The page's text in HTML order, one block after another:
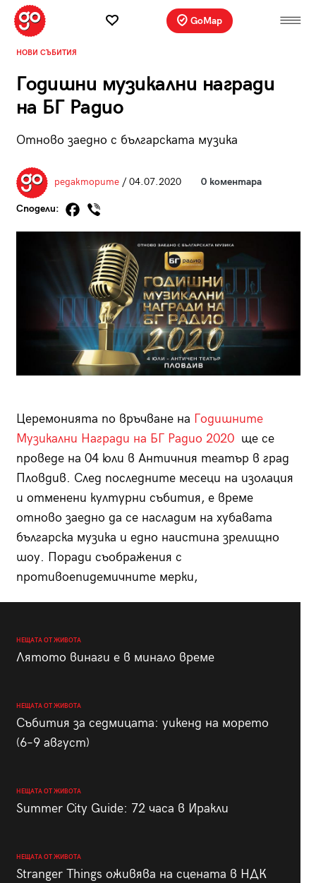
GoMap
НОВИ СЪБИТИЯ
Годишни музикални награди
на БГ Радио
Отново заедно с българската музика
редакторите/ 04.07.2020 0 коментара
Сподели:
Церемонията по връчване на Годишните
Музикални Награди на БГ Радио 2020ще се
проведе на 04 юли в Античния театър в град
Пловдив. След последните месеци на изолация
и отменени културни събития, е време
отново заедно да се насладим на хубавата
българска музика и едно наистина зрелищно
шоу. Поради съображения с
противоепидемичните мерки,
НЕЩАТА ОТ ЖИВОТА
Лятото винаги е в минало време
НЕЩАТА ОТ ЖИВОТА
Събития за седмицата: уикенд на морето
(6–9 август)
НЕЩАТА ОТ ЖИВОТА
Summer City Guide: 72 часа в Иракли
НЕЩАТА ОТ ЖИВОТА
Stranger Things оживява на сцената в НДК